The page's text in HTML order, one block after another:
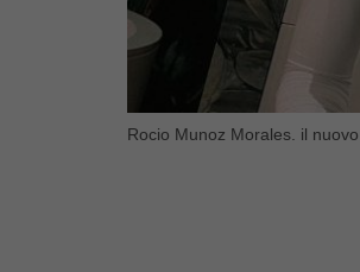
Rocio Munoz Morales. il